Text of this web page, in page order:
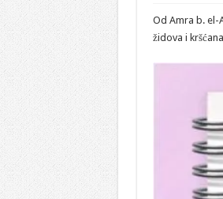
Od Amra b. el-
židova i